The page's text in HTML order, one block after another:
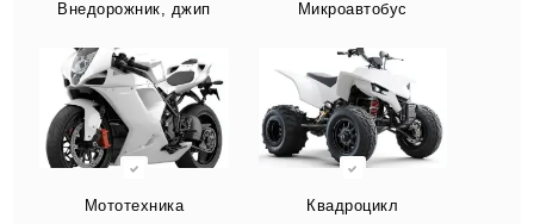
Внедорожник, джип Микроавтобус
Мототехника Квадроцикл